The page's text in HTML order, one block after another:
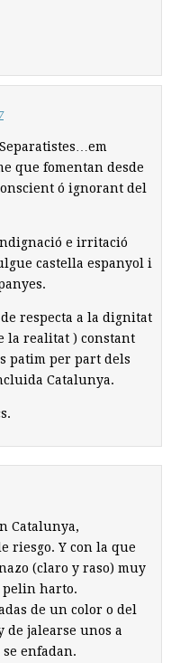
que fomentan desde
ó ignorant del
e irritació
castella espanyol i
respecta a la dignitat
la realitat ) constant
patim per part dels
Catalunya.
Catalunya,
riesgo. Y con la que
(claro y raso) muy
pelin harto.
de un color o del
de jalearse unos a
enfadan.